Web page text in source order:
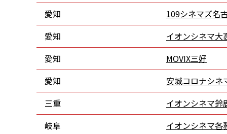
愛知
109シネマズ名
愛知
イオンシネマ大
愛知
MOVIX三好
愛知
安城コロナシネ
三重
イオンシネマ鈴
岐阜
イオンシネマ各